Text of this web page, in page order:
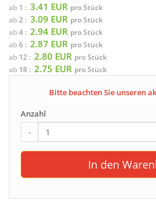
ab 1 : 3.41 EUR pro Stück
ab 2 : 3.09 EUR pro Stück
ab4 : 2.94 EUR pro Stück
ab6 : 2.87 EUR pro Stück
ab 12 : 2.80 EUR pro Stück
ab 18 : 2.75 EUR pro Stück
Bitte beachten Sie unseren
Anzahl
-
In den